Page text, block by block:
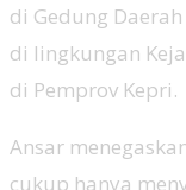
di Gedung
di lingkungan
di Pemprov Kepri.
Ansar
cukup hanya